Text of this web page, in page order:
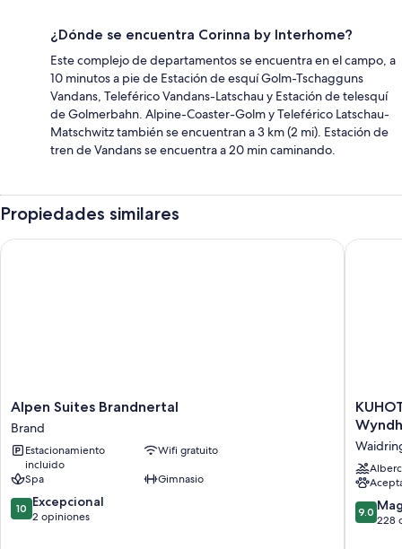
¿Dónde se encuentra Corinna by Interhome?
Este complejo de departamentos se encuentra en el campo, a
10 minutos a pie de Estación de esquí Golm-Tschagguns
Vandans, Teleférico Vandans-Latschau y Estación de telesquí
de Golmerbahn. Alpine-Coaster-Golm y Teleférico Latschau-
Matschwitz también se encuentran a 3 km (2 mi). Estación de
tren de Vandans se encuentra a 20 min caminando.
Propiedades similares
Alpen
Suites
Brandnertal
Brand
Alpen Suites Brandnertal
Brand
Estacionamiento
incluido
Wifi gratuito
Spa
Gimnasio
10.0
de
10 Excepcional
2 opiniones
Alpen Suites Brandnertal
by
9.0
de
9.0
228